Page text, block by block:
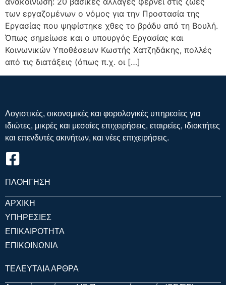
των εργαζομένων ο νόμος για την Προστασία της
Εργασίας που ψηφίστηκε χθες το βράδυ από τη Βουλή.
Όπως σημείωσε και ο υπουργός Εργασίας και
Κοινωνικών Υποθέσεων Κωστής Χατζηδάκης, πολλές
από τις διατάξεις (όπως π.χ. οι […]
Λογιστικές, οικονομικές και φορολογικές υπηρεσίες για
ιδιώτες, μικρές και μεσαίες επιχειρήσεις, εταιρείες, ιδιοκτήτες
και επενδυτές ακινήτων, και νέες επιχειρήσεις.
ΠΛΟΗΓΗΣΗ
ΑΡΧΙΚΗ
ΥΠΗΡΕΣΙΕΣ
ΕΠΙΚΑΙΡΟΤΗΤΑ
ΕΠΙΚΟΙΝΩΝΙΑ
ΤΕΛΕΥΤΑΙΑ ΑΡΘΡΑ